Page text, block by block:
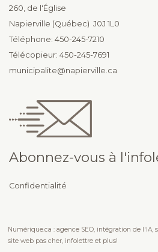
260, de l'Église
Napierville (Québec) J0J 1L0
Téléphone: 450-245-7210
Télécopieur: 450-245-7691
municipalite@napierville.ca
Abonnez-vous à
Confidentialité
Numérique.ca :agence SEO, intégration de l'IA,
site web pas cher, infolettre et plus!